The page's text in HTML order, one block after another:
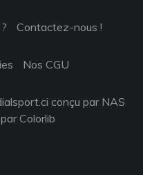
Contactez-nous !
Nos CGU
conçu par NAS
Colorlib